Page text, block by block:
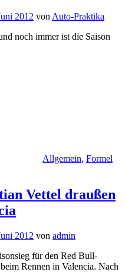
2012 von Auto-Praktika
noch immer ist die Saison
Allgemein, Formel
Vettel draußen
2012 von admin
für den Red Bull-
Rennen in Valencia. Nach